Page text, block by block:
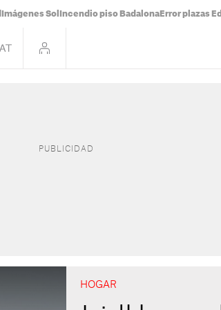
Imágenes Sol Incendio piso Badalona Error plazas
HOGAR